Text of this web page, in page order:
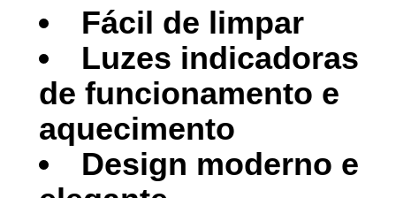
Fácil de limpar
Luzes indicadoras
de funcionamento e
aquecimento
Design moderno e